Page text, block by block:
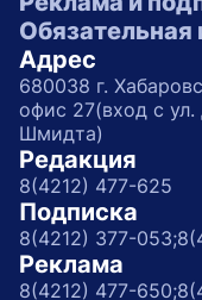
Адрес
680038 г.
офис 27(вход с
Шмидта)
Редакция
8(4212) 477-625
Подписка
8(4212) 377-053;
Реклама
8(4212) 477-650;